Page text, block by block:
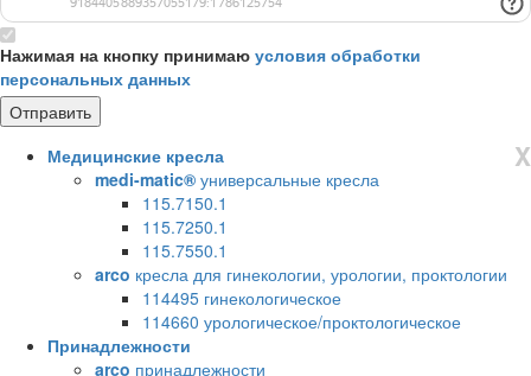
Нажимая на кнопку принимаю условия обработки
персональных данных
X
Медицинские кресла
medi-matic® универсальные кресла
115.7150.1
115.7250.1
115.7550.1
arco кресла для гинекологии, урологии, проктологии
114495 гинекологическое
114660 урологическое/проктологическое
Принадлежности
arco принадлежности